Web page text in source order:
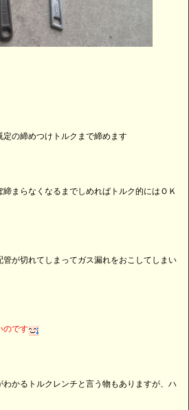
の締めつけトルクまで締めます
まらなくなるまでしめればトルク的にはＯＫ
が切れてしまってガス漏れをおこしてしまい
のです
わかるトルクレンチと言う物もありますが、ハ